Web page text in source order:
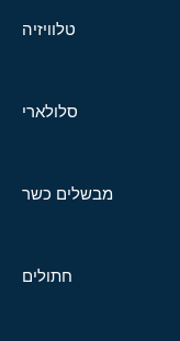
טלוויזיה
סלולארי
מבשלים כשר
חתולים